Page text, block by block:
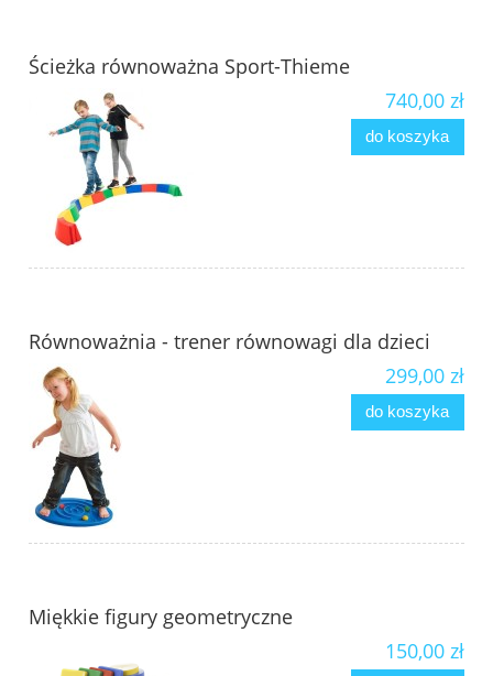
Ścieżka równoważna Sport-Thieme
740,00 zł
do koszyka
Równoważnia - trener równowagi dla dzieci
299,00 zł
do koszyka
Miękkie figury geometryczne
150,00 zł